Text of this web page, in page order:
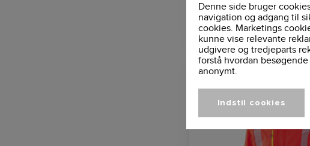
Denne side bruger
navigation og adgang til
cookies. Marketings
kunne vise relevante
udgivere og tredjeparts
forstå hvordan
anonymt.
Indstil cookies
936,25 DKK